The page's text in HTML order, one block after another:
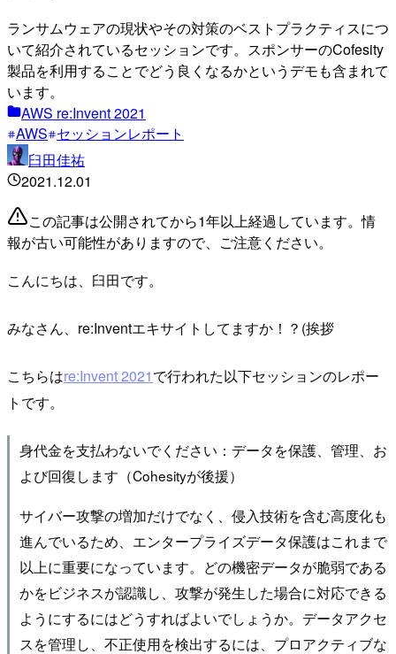
ランサムウェアの現状やその対策のベストプラクティスにつ
いて紹介されているセッションです。スポンサーのCofesity
製品を利用することでどう良くなるかというデモも含まれて
います。
AWS re:Invent 2021
AWS セッションレポート
臼田佳祐
2021.12.01
この記事は公開されてから1年以上経過しています。情
報が古い可能性がありますので、ご注意ください。
こんにちは、臼田です。
みなさん、re:Inventエキサイトしてますか！？(挨拶
こちらはre:Invent 2021で行われた以下セッションのレポー
トです。
身代金を支払わないでください：データを保護、管理、お
よび回復します（Cohesityが後援）
サイバー攻撃の増加だけでなく、侵入技術を含む高度化も
進んでいるため、エンタープライズデータ保護はこれまで
以上に重要になっています。どの機密データが脆弱である
かをビジネスが認識し、攻撃が発生した場合に対応できる
ようにするにはどうすればよいでしょうか。データアクセ
スを管理し、不正使用を検出するには、プロアクティブな